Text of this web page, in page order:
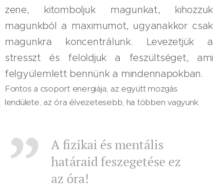
zene, kitomboljuk magunkat, kihozzuk
magunkból a maximumot, ugyanakkor csak
magunkra koncentrálunk. Levezetjük a
stresszt és feloldjuk a feszültséget, ami
felgyülemlett bennünk a mindennapokban.
Fontos a csoport energiája, az együtt mozgás
lendülete, az óra élvezetesebb, ha többen vagyunk.
A fizikai és mentális
határaid feszegetése ez
az óra!